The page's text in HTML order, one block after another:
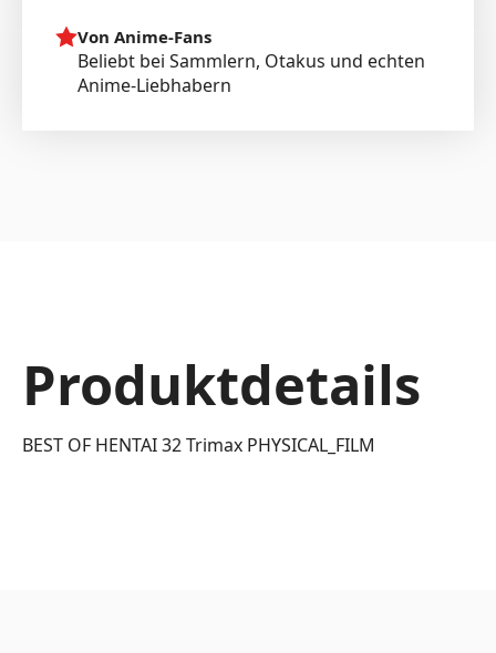
Von Anime-Fans
Beliebt bei Sammlern, Otakus und echten
Anime-Liebhabern
Produktdetails
BEST OF HENTAI 32 Trimax PHYSICAL_FILM